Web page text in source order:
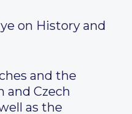
on History and
and the
and Czech
as the